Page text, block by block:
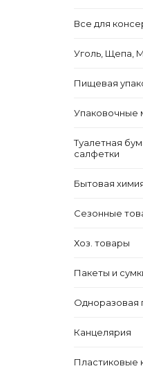
Все для
Уголь, Щепа,
Пищевая
Упаковочные
Туалетная
салфетки
Бытовая
Сезонные
Хоз. товары
Пакеты и
Одноразовая
Канцелярия
Пластиковые